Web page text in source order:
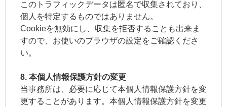
このトラフィックデータは匿名で収集されており、
個人を特定するものではありません。
Cookieを無効にし、収集を拒否することも出来ま
すので、お使いのブラウザの設定をご確認くださ
い。
8. 本個人情報保護方針の変更
当事務所は、必要に応じて本個人情報保護方針を変
更することがあります。本個人情報保護方針を変更